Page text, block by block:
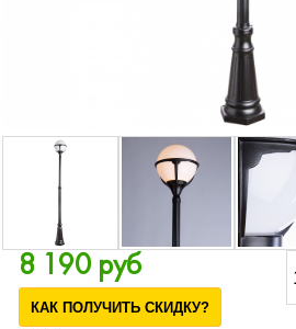
8 190 руб
КАК ПОЛУЧИТЬ СКИДКУ?